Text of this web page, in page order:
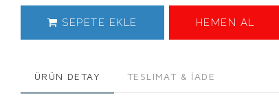
SEPETE EKLE HEMEN AL
ÜRÜN DETAY TESLIMAT & İADE